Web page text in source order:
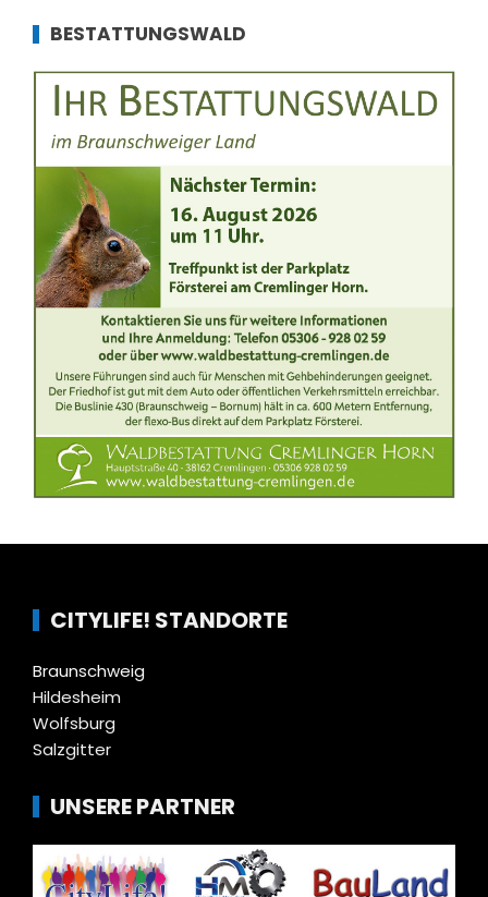
BESTATTUNGSWALD
CITYLIFE! STANDORTE
Braunschweig
Hildesheim
Wolfsburg
Salzgitter
UNSERE PARTNER